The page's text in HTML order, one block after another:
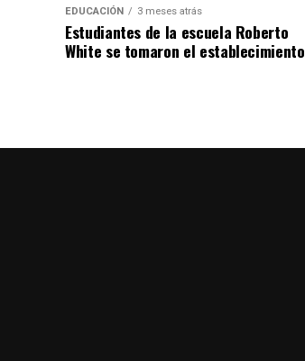
EDUCACIÓN 3 meses atrás
Estudiantes de la escuela Roberto
White se tomaron el establecimiento